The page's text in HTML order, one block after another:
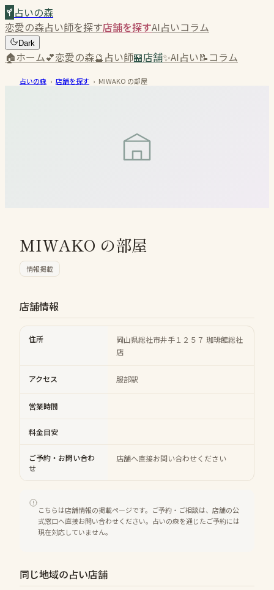
占いの森
恋愛の森占い師を探す店舗を探すAI占いコラム
Dark
🏠ホーム💕恋愛の森🔮占い師🏪店舗✨AI占い📝コラム
占いの森 › 店舗を探す › MIWAKO の部屋
MIWAKO の部屋
情報掲載
店舗情報
住所
岡山県総社市井手１２５７ 珈琲館総社
店
アクセス 服部駅
営業時間
料金目安
ご予約・お問い合わ
せ
店舗へ直接お問い合わせください
こちらは店舗情報の掲載ページです。ご予約・ご相談は、店舗の公
式窓口へ直接お問い合わせください。占いの森を通じたご予約には
現在対応していません。
同じ地域の占い店舗